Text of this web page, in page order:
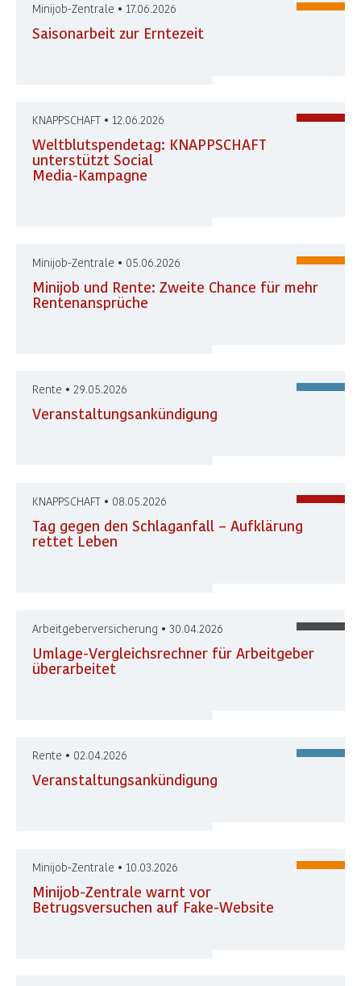
Minijob-Zentrale • 17.06.2026
Saisonarbeit zur Erntezeit
KNAPPSCHAFT • 12.06.2026
Weltblutspendetag: KNAPPSCHAFT
unterstützt Social
Media-Kampagne
Minijob-Zentrale • 05.06.2026
Minijob und Rente: Zweite Chance für mehr
Rentenansprüche
Rente • 29.05.2026
Veranstaltungsankündigung
KNAPPSCHAFT • 08.05.2026
Tag gegen den Schlaganfall – Aufklärung
rettet Leben
Arbeitgeberversicherung • 30.04.2026
Umlage-Vergleichsrechner für Arbeitgeber
überarbeitet
Rente • 02.04.2026
Veranstaltungsankündigung
Minijob-Zentrale • 10.03.2026
Minijob-Zentrale warnt vor
Betrugsversuchen auf Fake-Website